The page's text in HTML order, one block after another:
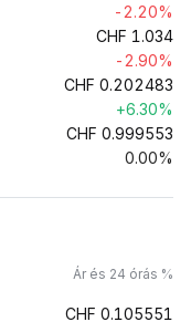
-2.20%
CHF 1.034
-2.90%
CHF 0.202483
+6.30%
CHF 0.999553
0.00%
Ár és 24 órás %
CHF 0.105551